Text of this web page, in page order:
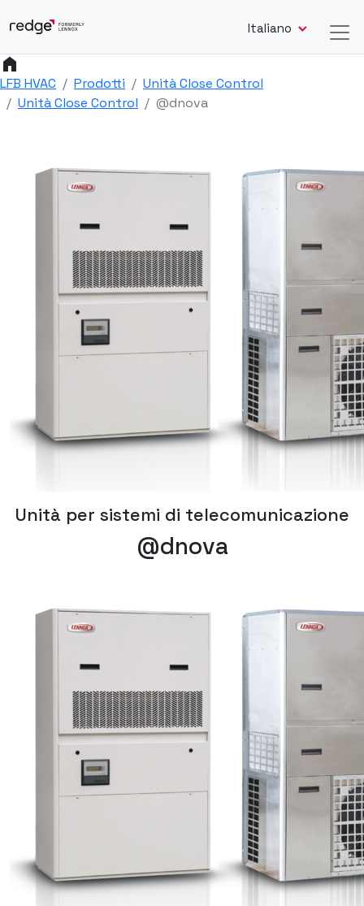
Italiano
home
LFB HVAC Prodotti
Unità Close Control
Unità Close Control
@dnova
Unità per sistemi di telecomunicazione
@dnova